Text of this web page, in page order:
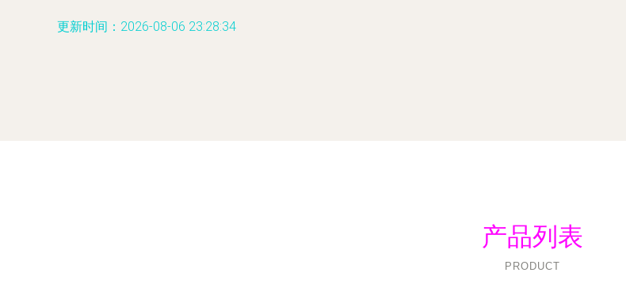
更新时间：2026-08-06 23:28:34
产品列表
PRODUCT